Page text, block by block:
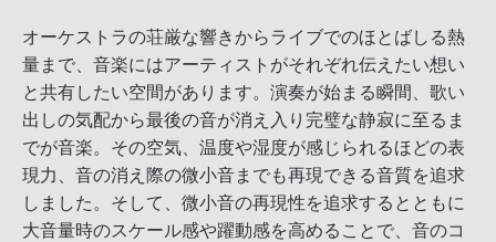
オーケストラの荘厳な響きからライブでのほとばしる熱
量まで、音楽にはアーティストがそれぞれ伝えたい想い
と共有したい空間があります。演奏が始まる瞬間、歌い
出しの気配から最後の音が消え入り完璧な静寂に至るま
でが音楽。その空気、温度や湿度が感じられるほどの表
現力、音の消え際の微小音までも再現できる音質を追求
しました。そして、微小音の再現性を追求するとともに
大音量時のスケール感や躍動感を高めることで、音のコ